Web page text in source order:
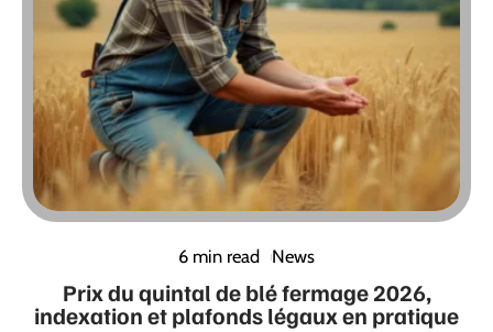
6 min read News
Prix du quintal de blé fermage 2026,
indexation et plafonds légaux en pratique